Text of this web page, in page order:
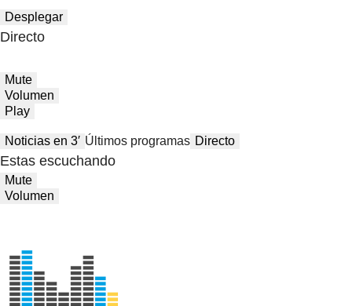
Desplegar
Directo
Mute
Volumen
Play
Noticias en 3′ Últimos programas Directo
Estas escuchando
Mute
Volumen